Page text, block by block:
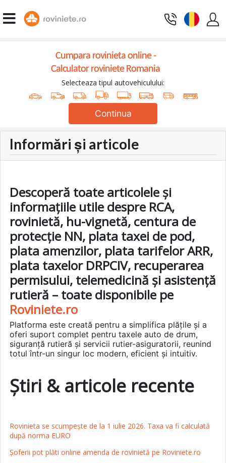
Cumpara rovinieta online -
Calculator roviniete Romania
Selecteaza tipul autovehiculului:
Continua
Informări și articole
Descoperă toate articolele și
informațiile utile despre RCA,
rovinietă, hu-vignetă, centura de
protecție NN, plata taxei de pod,
plata amenzilor, plata tarifelor ARR,
plata taxelor DRPCIV, recuperarea
permisului, telemedicină și asistență
rutieră – toate disponibile pe
Roviniete.ro
Platforma este creată pentru a simplifica plățile și a
oferi suport complet pentru taxele auto de drum,
siguranță rutieră și servicii rutier-asiguratorii, reunind
totul într-un singur loc modern, eficient și intuitiv.
Știri & articole recente
Rovinieta se scumpește de la 1 iulie 2026. Taxa va fi calculată
după norma EURO
Șoferii pot plăti online amenda de rovinietă pe Roviniete.ro